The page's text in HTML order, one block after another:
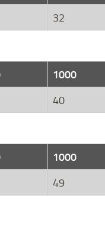
32
1000
40
1000
49